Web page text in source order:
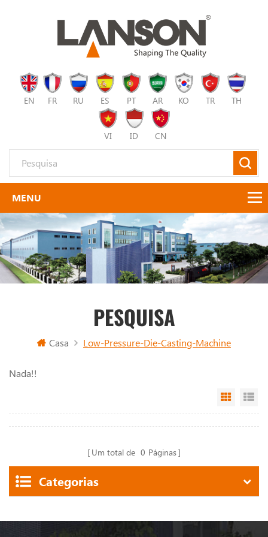
EN FR RU ES PT AR KO TR TH
VI ID CN
PESQUISA
Casa Low-Pressure-Die-Casting-Machine
Nada!!
Grid
Um total de 0 Páginas
Categorias